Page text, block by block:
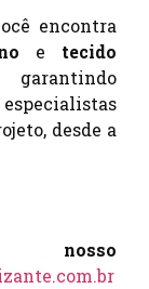
encontra
e tecido
desde a